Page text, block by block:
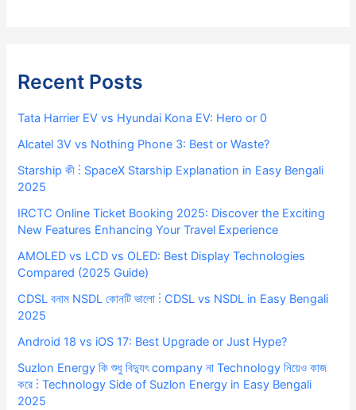
Recent Posts
Tata Harrier EV vs Hyundai Kona EV: Hero or 0
Alcatel 3V vs Nothing Phone 3: Best or Waste?
Starship কী ⋮ SpaceX Starship Explanation in Easy Bengali
2025
IRCTC Online Ticket Booking 2025: Discover the Exciting
New Features Enhancing Your Travel Experience
AMOLED vs LCD vs OLED: Best Display Technologies
Compared (2025 Guide)
CDSL বনাম NSDL কোনটি ভালো ⋮ CDSL vs NSDL in Easy Bengali
2025
Android 18 vs iOS 17: Best Upgrade or Just Hype?
Suzlon Energy কি শুধু বিদ্যুৎ company না Technology নিয়েও কাজ
করে ⋮ Technology Side of Suzlon Energy in Easy Bengali
2025